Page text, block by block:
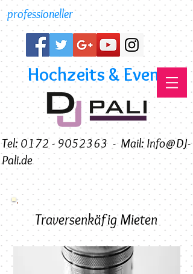
professioneller
Hochzeits & Event DJ
Tel: 0172 - 9052363 - Mail: Info@DJ-
Pali.de
Traversenkäfig Mieten